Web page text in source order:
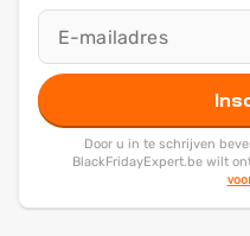
Door u in te schrijven
BlackFridayExpert.be wilt